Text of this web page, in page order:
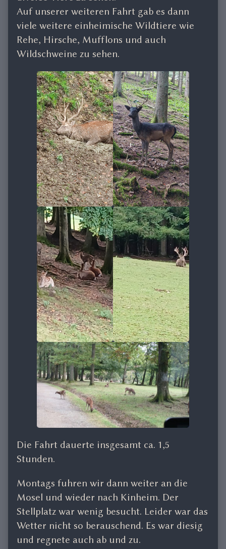
Auf unserer weiteren Fahrt gab es dann
viele weitere einheimische Wildtiere wie
Rehe, Hirsche, Mufflons und auch
Wildschweine zu sehen.
Die Fahrt dauerte insgesamt ca. 1,5
Stunden.
Montags fuhren wir dann weiter an die
Mosel und wieder nach Kinheim. Der
Stellplatz war wenig besucht. Leider war das
Wetter nicht so berauschend. Es war diesig
und regnete auch ab und zu.